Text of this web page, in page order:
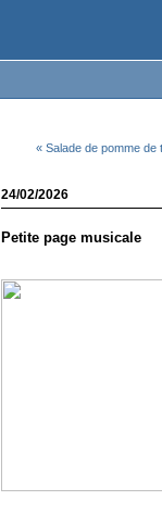
« Salade de pomme
24/02/2026
Petite page musicale